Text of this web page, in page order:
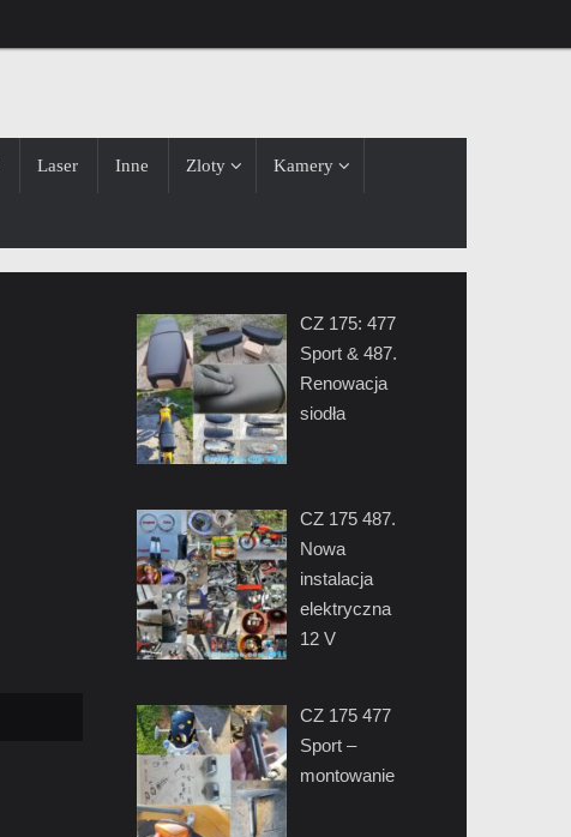
Laser Inne Zloty Kamery
CZ 175: 477
Sport & 487.
Renowacja
siodła
CZ 175 487.
Nowa
instalacja
elektryczna
12 V
CZ 175 477
Sport –
montowanie